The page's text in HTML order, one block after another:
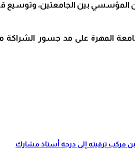
المؤسسي بين الجامعتين، وتوسيع
المهرة على مد جسور
مركب ترقيته إلى درجة أستاذ مشارك